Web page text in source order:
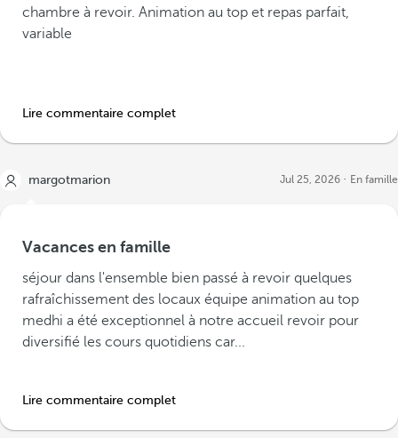
chambre à revoir. Animation au top et repas parfait,
variable
Lire commentaire complet
margotmarion Jul 25, 2026 En famille
Vacances en famille
séjour dans l'ensemble bien passé à revoir quelques
rafraîchissement des locaux équipe animation au top
medhi a été exceptionnel à notre accueil revoir pour
diversifié les cours quotidiens car...
Lire commentaire complet